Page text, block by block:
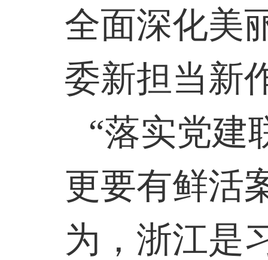
全面深化美
委新担当新
“落实党建
更要有鲜活
为，浙江是